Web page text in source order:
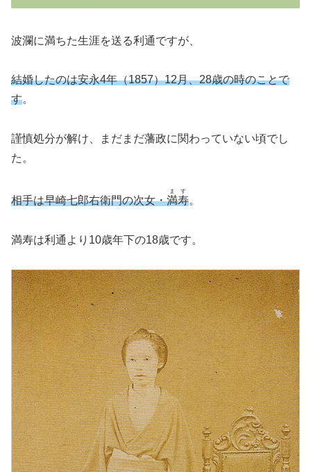
波瀾に満ちた生涯を送る利通ですが、
結婚したのは安永4年（1857）12月、28歳の時のことで
す。
謹慎処分が解け、まだまだ藩政に関わっていない頃でし
た。
相手は早崎七郎右衛門の次女・満寿
ます
。
満寿は利通より10歳年下の18歳です。